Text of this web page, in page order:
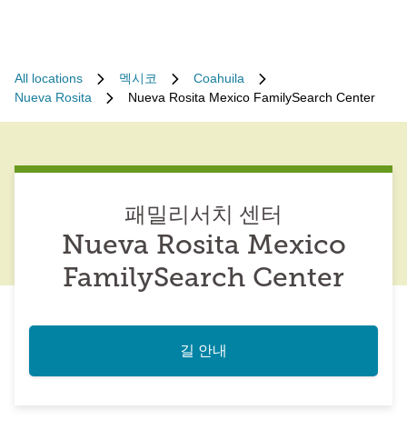
All locations 멕시코
Coahuila
Nueva Rosita
Nueva Rosita Mexico FamilySearch Center
패밀리서치 센터
Nueva Rosita Mexico
FamilySearch Center
길 안내